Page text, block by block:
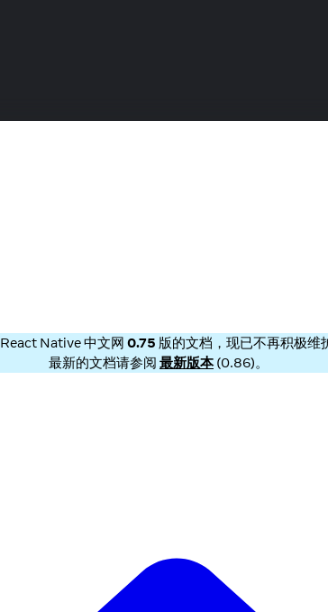
React Native 中文网 0.75 版的文档，现已不再积极维
最新的文档请参阅 最新版本(0.86)。